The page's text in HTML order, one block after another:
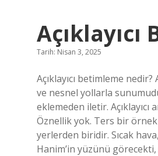
Tarih: Nisan 3, 2025
Açıklayıcı betimleme
ve nesnel yollarla
eklemeden iletir.
Öznellik yok. Ters bir
yerlerden biridir. Sıcak
Hanim’in yüzünü görecekti,